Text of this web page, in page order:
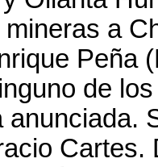
a
Peña
de
anunciada.
Cartes.